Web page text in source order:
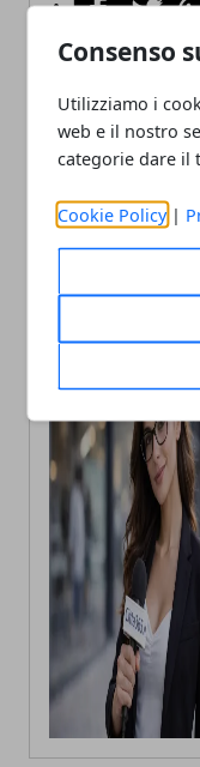
Consenso
Utilizziamo i
web e il nostro
categorie dare il
Cookie Policy |
Articolo Precedente
Vino piemontese,
investimenti e
la Regione punta sui
mercati esteri